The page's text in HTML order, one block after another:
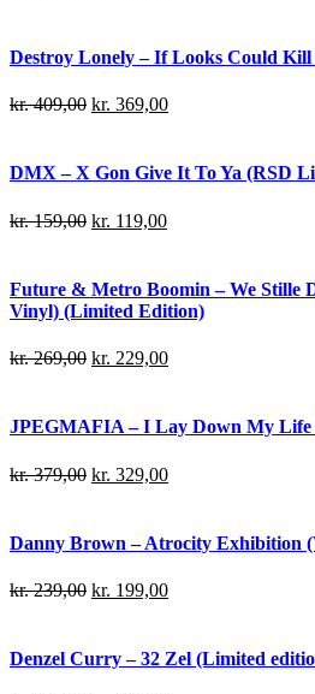
Destroy Lonely – If Looks Could
kr.409,00 kr. 369,00
DMX – X Gon Give It To Ya (RSD
kr.159,00 kr. 119,00
Future & Metro Boomin – We Stille
Vinyl) (Limited Edition)
kr.269,00 kr. 229,00
JPEGMAFIA – I Lay Down My Life
kr.379,00 kr. 329,00
Danny Brown – Atrocity Exhibition
kr.239,00 kr. 199,00
Denzel Curry – 32 Zel (Limited